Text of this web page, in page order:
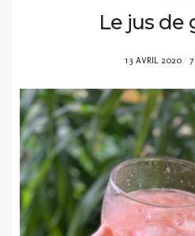
Le jus de
POSTED
13 AVRIL 2020